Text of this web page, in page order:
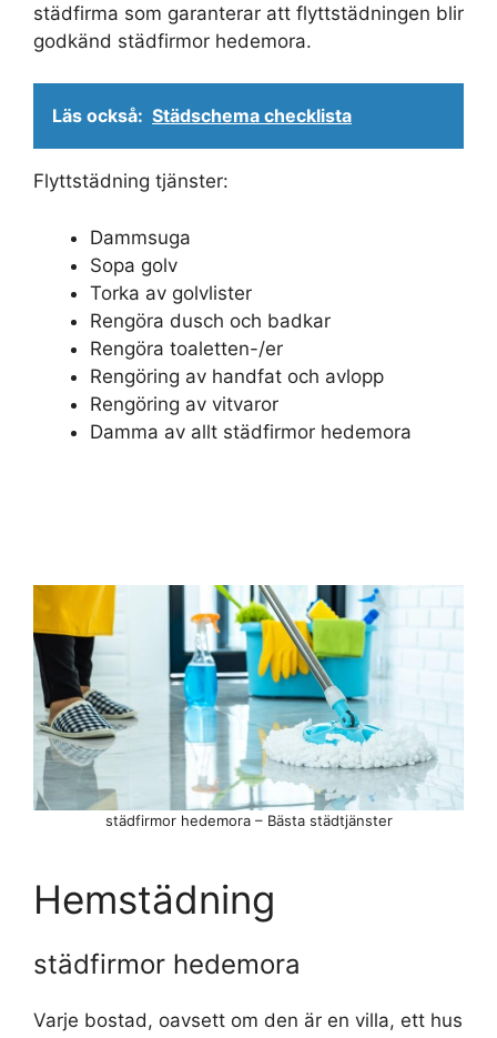
städfirma som garanterar att flyttstädningen blir
godkänd städfirmor hedemora.
Läs också: Städschema checklista
Flyttstädning tjänster:
Dammsuga
Sopa golv
Torka av golvlister
Rengöra dusch och badkar
Rengöra toaletten-/er
Rengöring av handfat och avlopp
Rengöring av vitvaror
Damma av allt städfirmor hedemora
städfirmor hedemora – Bästa städtjänster
Hemstädning
städfirmor hedemora
Varje bostad, oavsett om den är en villa, ett hus